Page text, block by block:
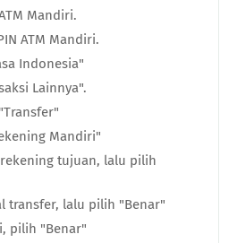
Mandiri.
ATM Mandiri.
Indonesia"
Lainnya".
Mandiri"
tujuan, lalu pilih
transfer, lalu pilih "Benar"
pilih "Benar"